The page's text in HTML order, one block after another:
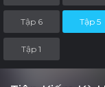
Tập 6 Tập 5
Tập 1